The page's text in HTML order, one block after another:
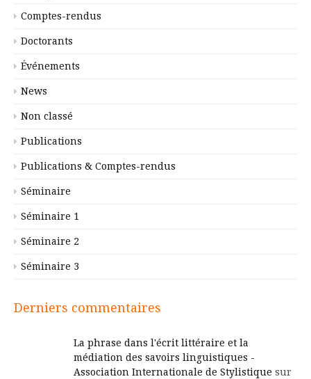
Comptes-rendus
Doctorants
Événements
News
Non classé
Publications
Publications & Comptes-rendus
Séminaire
Séminaire 1
Séminaire 2
Séminaire 3
Derniers commentaires
La phrase dans l'écrit littéraire et la
médiation des savoirs linguistiques -
Association Internationale de Stylistique sur